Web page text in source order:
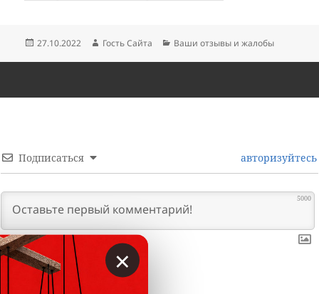
Опубликовано
27.10.2022 Автор
Гость Сайта Рубрики
Ваши отзывы и жалобы
Подписаться авторизуйтесь
5000
КОММЕНТАРИИ
×